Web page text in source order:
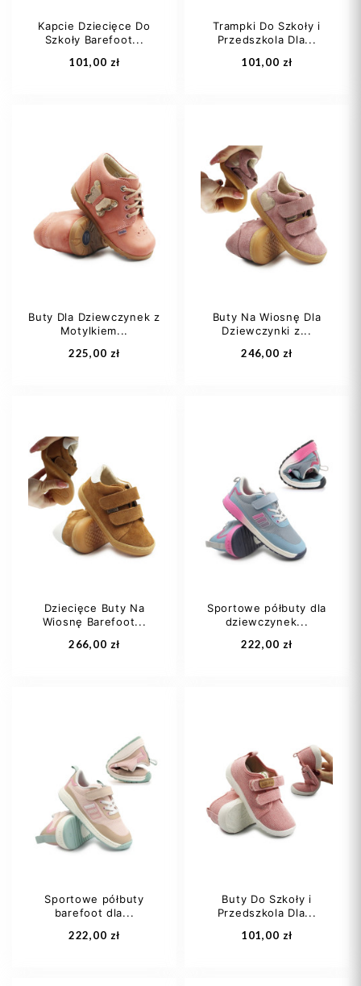
Dodaj do koszyka Dodaj do koszyka
Kapcie Dziecięce Do
Szkoły Barefoot...
101,00 zł
29
30
31
Dodaj do koszyka
Trampki Do Szkoły i
Przedszkola Dla...
101,00 zł
24 25
26
27
Dodaj do koszyka
Buty Dla Dziewczynek z
Motylkiem...
225,00 zł
21 22
23
24
25
Dodaj do koszyka
Buty Na Wiosnę Dla
Dziewczynki z...
246,00 zł
24
25
27
Dodaj do koszyka
Dziecięce Buty Na
Wiosnę Barefoot...
266,00 zł
24
25
27
Dodaj do koszyka
Sportowe półbuty dla
dziewczynek...
222,00 zł
28
29
33
34
Dodaj do koszyka
Sportowe półbuty
barefoot dla...
222,00 zł
Buty Do Szkoły i
Przedszkola Dla...
101,00 zł